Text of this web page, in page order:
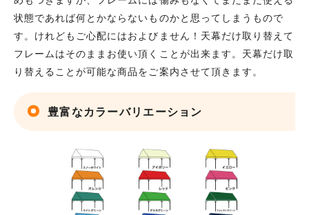
状態であれば何とかならないものかと思ってしまうもので
す。けれどもご心配にはおよびません！天幕だけ取り替えて
フレームはそのままお使い頂くことが出来ます。天幕だけ取
り替えることが可能な商品をご案内させて頂きます。
豊富なカラーバリエーション